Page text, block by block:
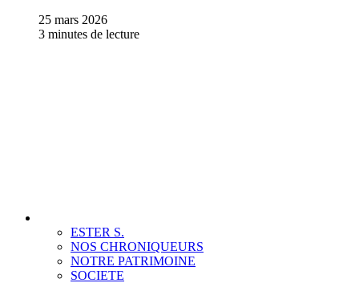
25 mars 2026
3 minutes de lecture
ESTER S.
NOS CHRONIQUEURS
NOTRE PATRIMOINE
SOCIETE